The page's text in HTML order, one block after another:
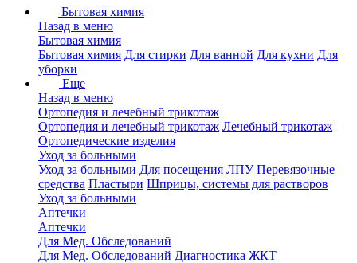
Бытовая химия
Назад в меню
Бытовая химия
Бытовая химия Для стирки Для ванной Для кухни Для
уборки
Еще
Назад в меню
Ортопедия и лечебный трикотаж
Ортопедия и лечебный трикотаж Лечебный трикотаж
Ортопедические изделия
Уход за больными
Уход за больными Для посещения ЛПУ Перевязочные
средства Пластыри Шприцы, системы для растворов
Уход за больными
Аптечки
Аптечки
Для Мед. Обследований
Для Мед. Обследований Диагностика ЖКТ